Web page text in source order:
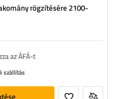
rögzítésére 2100-
az ÁFÁ-t
szállítás